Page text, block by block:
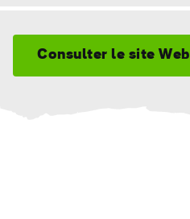
Consulter le site Web